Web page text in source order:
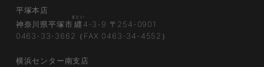
平塚本店
神奈川県平塚市纒
まとい
4-3-9 〒254-0901
0463-33-3662（FAX 0463-34-4552）
横浜センター南支店